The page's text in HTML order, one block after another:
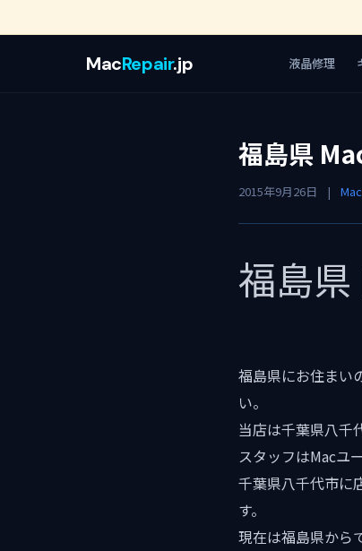
MacRepair.jp 液晶修理
福島県
2015年9月26日 |
福島
福島県にお住まい
い。
当店は千葉県八千
スタッフはMacユ
千葉県八千代市に
す。
現在は福島県から